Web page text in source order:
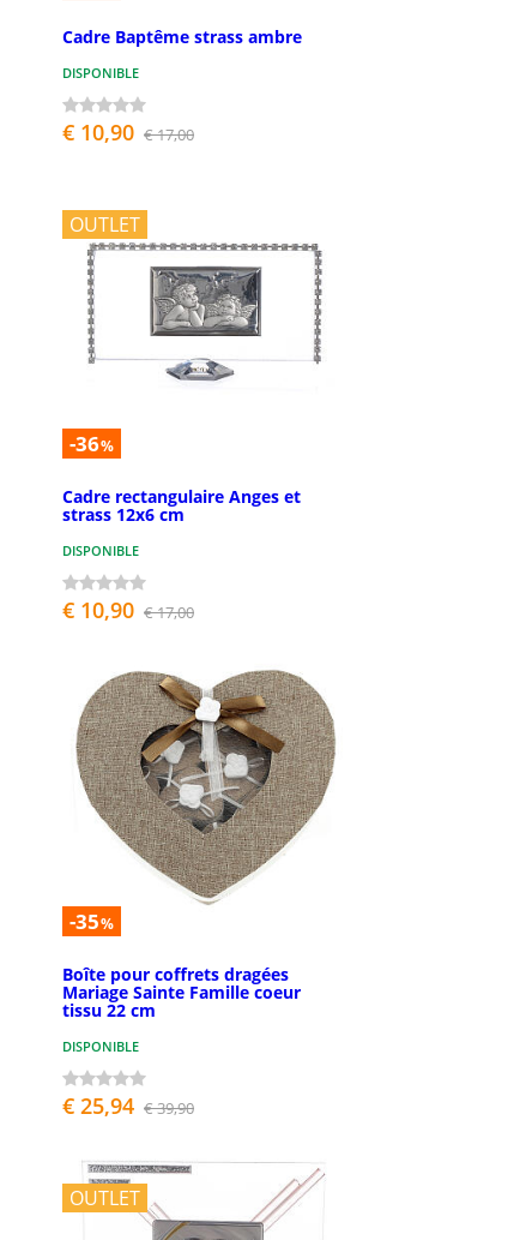
Cadre Baptême strass ambre
DISPONIBLE
€ 10,90 € 17,00
OUTLET
-36%
Cadre rectangulaire Anges et
strass 12x6 cm
DISPONIBLE
€ 10,90 € 17,00
-35%
Boîte pour coffrets dragées
Mariage Sainte Famille coeur
tissu 22 cm
DISPONIBLE
€ 25,94 € 39,90
OUTLET